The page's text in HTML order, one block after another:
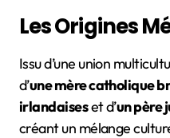
Les Origines
Issu d’une union
d’une mère catholique
irlandaiseset d’un père
créant un mélange